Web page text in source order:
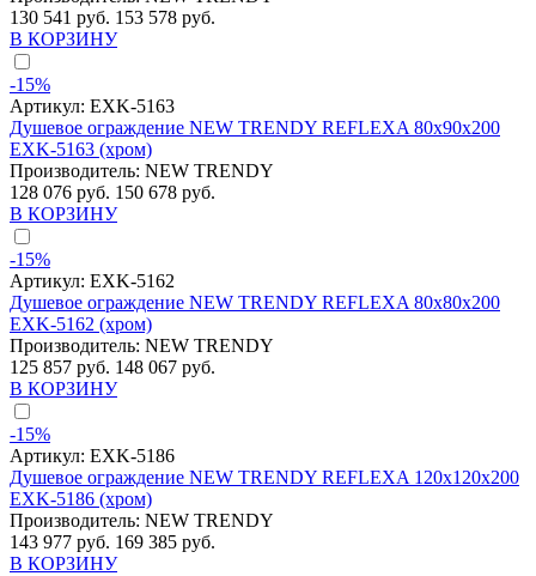
130 541 руб. 153 578 руб.
В КОРЗИНУ
-15%
Артикул: EXK-5163
Душевое ограждение NEW TRENDY REFLEXA 80x90x200
EXK-5163 (хром)
Производитель: NEW TRENDY
128 076 руб. 150 678 руб.
В КОРЗИНУ
-15%
Артикул: EXK-5162
Душевое ограждение NEW TRENDY REFLEXA 80x80x200
EXK-5162 (хром)
Производитель: NEW TRENDY
125 857 руб. 148 067 руб.
В КОРЗИНУ
-15%
Артикул: EXK-5186
Душевое ограждение NEW TRENDY REFLEXA 120x120x200
EXK-5186 (хром)
Производитель: NEW TRENDY
143 977 руб. 169 385 руб.
В КОРЗИНУ